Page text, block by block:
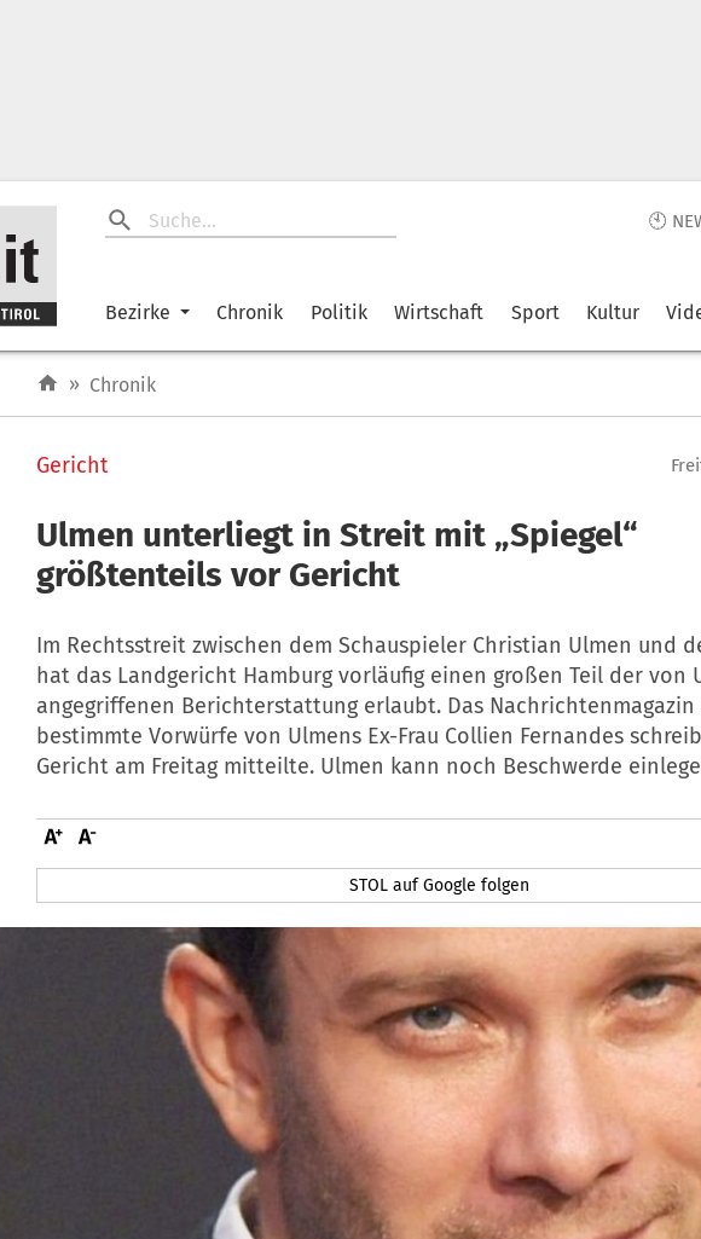
🕙
Bezirke Chronik Politik Wirtschaft Sport Kultur
» Chronik
Gericht
Ulmen unterliegt in Streit mit „Spiegel“
größtenteils vor Gericht
Im Rechtsstreit zwischen dem Schauspieler Christian Ulmen und
hat das Landgericht Hamburg vorläufig einen großen Teil der von
angegriffenen Berichterstattung erlaubt. Das
bestimmte Vorwürfe von Ulmens Ex-Frau Collien Fernandes
Gericht am Freitag mitteilte. Ulmen kann noch Beschwerde
STOL auf Google folgen